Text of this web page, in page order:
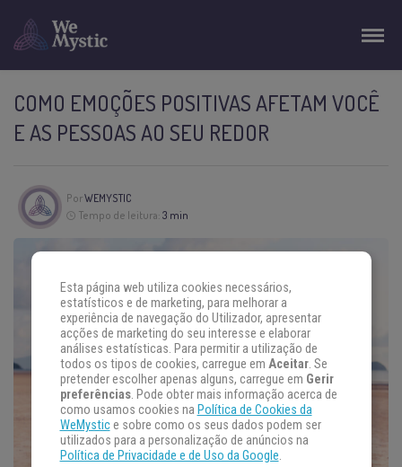
COMO EMOÇÕES POSITIVAS AFETAM VOCÊ
E AS PESSOAS AO SEU REDOR
PorWEMYSTIC
Tempo de leitura: 3 min
Esta página web utiliza cookies necessários,
estatísticos e de marketing, para melhorar a
experiência de navegação do Utilizador, apresentar
acções de marketing do seu interesse e elaborar
análises estatísticas. Para permitir a utilização de
todos os tipos de cookies, carregue em Aceitar. Se
pretender escolher apenas alguns, carregue em Gerir
preferências. Pode obter mais informação acerca de
como usamos cookies na Política de Cookies da
WeMystice sobre como os seus dados podem ser
utilizados para a personalização de anúncios na
Política de Privacidade e de Uso da Google.